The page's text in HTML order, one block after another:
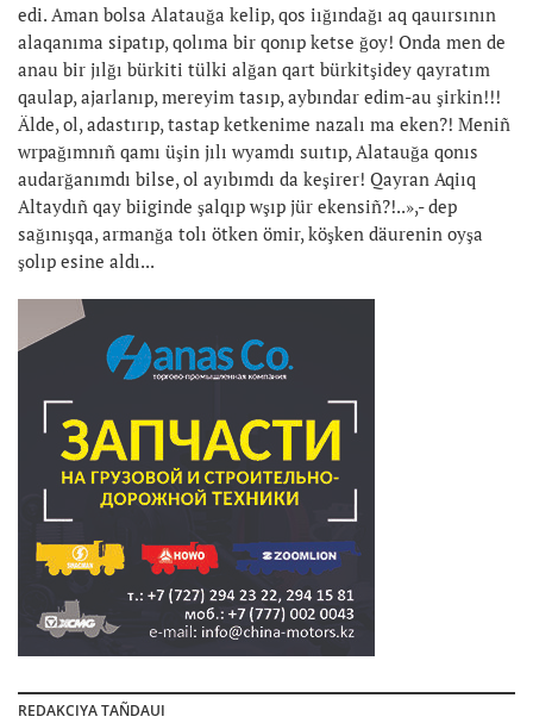
edi. Aman bolsa Alatauğa kelip, qos iığındağı aq qauırsının
alaqanıma sipatıp, qolıma bir qonıp ketse ğoy! Onda men de
anau bir jılğı bürkiti tülki alğan qart bürkitşidey qayratım
qaulap, ajarlanıp, mereyim tasıp, aybındar edim-au şirkin!!!
Älde, ol, adastırıp, tastap ketkenime nazalı ma eken?! Meniñ
wrpağımnıñ qamı üşin jılı wyamdı suıtıp, Alatauğa qonıs
audarğanımdı bilse, ol ayıbımdı da keşirer! Qayran Aqiıq
Altaydıñ qay biiginde şalqıp wşıp jür ekensiñ?!..»,- dep
sağınışqa, armanğa tolı ötken ömir, köşken däurenin oyşa
şolıp esine aldı...
REDAKCIYA TAÑDAUI